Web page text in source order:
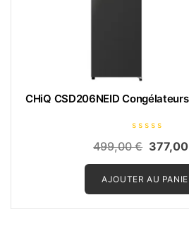
CHiQ CSD206NEID
o
e
s
r
5
499,00€ Le
prix
initial
était :
AJOUTER AU